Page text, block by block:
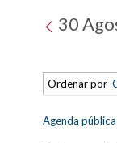
30
Ordenar por
Agenda